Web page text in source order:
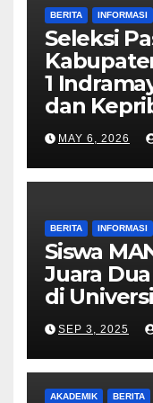
BERITA INFORMASI
Seleksi
1
dan
MAY 6, 2026
BERITA INFORMASI
Siswa
Juara
di
SEP 3, 2025
AKADEMIK BERITA